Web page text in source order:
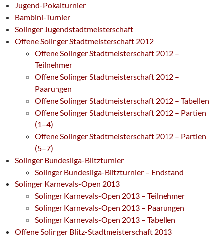
Jugend-Pokalturnier
Bambini-Turnier
Solinger Jugendstadtmeisterschaft
Offene Solinger Stadtmeisterschaft 2012
Offene Solinger Stadtmeisterschaft 2012 –
Teilnehmer
Offene Solinger Stadtmeisterschaft 2012 –
Paarungen
Offene Solinger Stadtmeisterschaft 2012 – Tabellen
Offene Solinger Stadtmeisterschaft 2012 – Partien
(1–4)
Offene Solinger Stadtmeisterschaft 2012 – Partien
(5–7)
Solinger Bundesliga-Blitzturnier
Solinger Bundesliga-Blitzturnier – Endstand
Solinger Karnevals-Open 2013
Solinger Karnevals-Open 2013 – Teilnehmer
Solinger Karnevals-Open 2013 – Paarungen
Solinger Karnevals-Open 2013 – Tabellen
Offene Solinger Blitz-Stadtmeisterschaft 2013